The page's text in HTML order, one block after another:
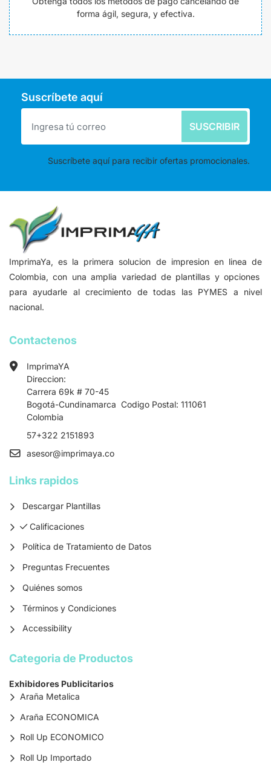
forma ágil, segura, y efectiva.
Suscríbete aquí
SUSCRIBIR
Suscríbete aquí para recibir ofertas promocionales.
ImprimaYa, es la primera solucion de impresion en linea de
Colombia, con una amplia variedad de plantillas y opciones
para ayudarle al crecimiento de todas las PYMES a nivel
nacional.
Contactenos
ImprimaYA
Direccion:
Carrera 69k # 70-45
Bogotá-Cundinamarca Codigo Postal: 111061
Colombia
57+322 2151893
asesor@imprimaya.co
Links rapidos
Descargar Plantillas
Calificaciones
Calificaciones
Política de Tratamiento de Datos
Preguntas Frecuentes
Quiénes somos
Términos y Condiciones
Accessibility
Categoria de Productos
Exhibidores Publicitarios
Araña Metalica
Araña ECONOMICA
Roll Up ECONOMICO
Roll Up Importado